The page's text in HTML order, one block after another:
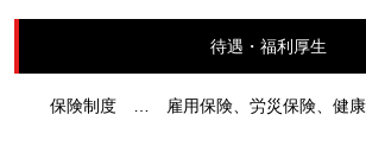
待遇・福利厚生
保険制度 … 雇用保険、労災保険、健康